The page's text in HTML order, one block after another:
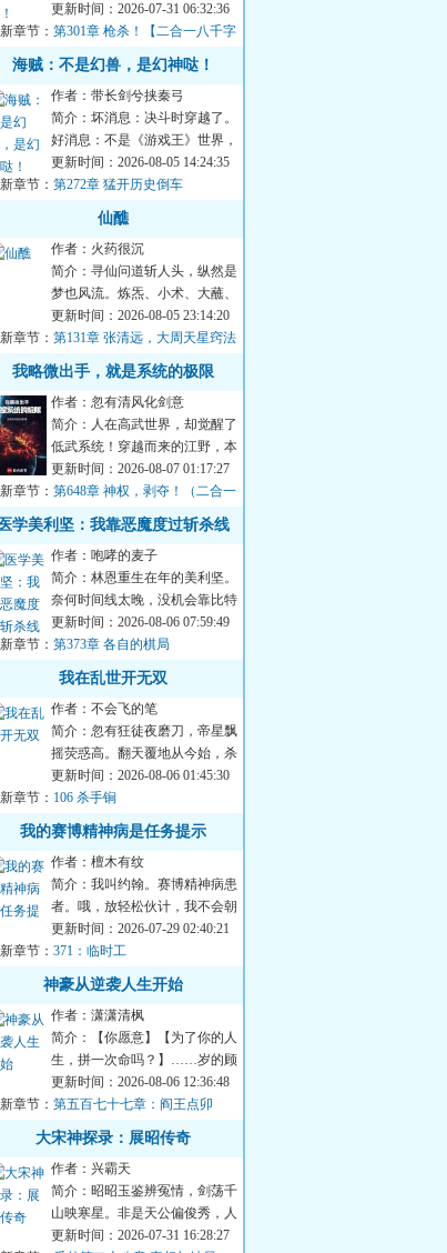
获得只要能让客户满意，便能抽
取奖励的金手指...
更新时间：2026-07-31 06:32:36
章节： 第301章 枪杀！【二合一八千字
章！】
海贼：不是幻兽，是幻神哒！
作者：带长剑兮挟秦弓
简介：坏消息：决斗时穿越了。
好消息：不是《游戏王》世界，
不用赌命打牌。坏消息：是《海
贼王》世界，不...
更新时间：2026-08-05 14:24:35
章节： 第272章 猛开历史倒车
仙醮
作者：火药很沉
简介：寻仙问道斩人头，纵然是
梦也风流。炼炁、小术、大蘸、
蛮巫、荒界、天胎……五界四
海，八极一十二洲...
更新时间：2026-08-05 23:14:20
章节： 第131章 张清远，大周天星窍法
我略微出手，就是系统的极限
作者：忽有清风化剑意
简介：人在高武世界，却觉醒了
低武系统！穿越而来的江野，本
已经对金手指彻底失望。没想
到......只要获得...
更新时间：2026-08-07 01:17:27
章节： 第648章 神权，剥夺！（二合一
月票）
医学美利坚：我靠恶魔度过斩杀线
作者：咆哮的麦子
简介：林恩重生在年的美利坚。
奈何时间线太晚，没机会靠比特
币翻盘。无奈只能他只能先做好
医生本职工作，...
更新时间：2026-08-06 07:59:49
章节： 第373章 各自的棋局
我在乱世开无双
作者：不会飞的笔
简介：忽有狂徒夜磨刀，帝星飘
摇荧惑高。翻天覆地从今始，杀
人何须惜手劳。......武朝末年，
诸侯割据，烽...
更新时间：2026-08-06 01:45:30
章节： 106 杀手锏
我的赛博精神病是任务提示
作者：檀木有纹
简介：我叫约翰。赛博精神病患
者。哦，放轻松伙计，我不会朝
你开枪……大概。我能看见很多
奇怪的提示，它...
更新时间：2026-07-29 02:40:21
章节： 371：临时工
神豪从逆袭人生开始
作者：潇潇清枫
简介：【你愿意】【为了你的人
生，拼一次命吗？】……岁的顾
珩，双脚深陷泥泞。当命运荆棘
递向他的那一刻...
更新时间：2026-08-06 12:36:48
章节： 第五百七十七章：阎王点卯
大宋神探录：展昭传奇
作者：兴霸天
简介：昭昭玉鉴辨冤情，剑荡千
山映寒星。非是天公偏俊秀，人
间必要此光明。展昭的神探之
更新时间：2026-07-31 16:28:27